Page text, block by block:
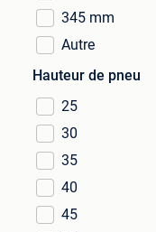
345 mm
Autre
Hauteur de pneu
25
30
35
40
45